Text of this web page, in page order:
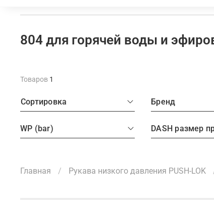
804 для горячей воды и
Товаров 1
Сортировка Бренд
WP (bar)
Главная Рукава низкого давления PUSH-LOK